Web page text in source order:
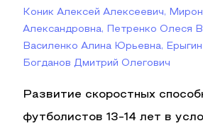
Коник Алексей Алексеевич,
Александровна, Петренко Олеся
Василенко Алина Юрьевна,
Богданов Дмитрий Олегович
Развитие скоростных
футболистов 13-14 лет в